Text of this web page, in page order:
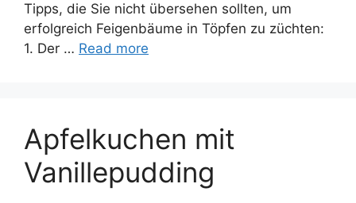
Tipps, die Sie nicht übersehen sollten, um
erfolgreich Feigenbäume in Töpfen zu züchten:
1. Der … Read more
Apfelkuchen mit
Vanillepudding